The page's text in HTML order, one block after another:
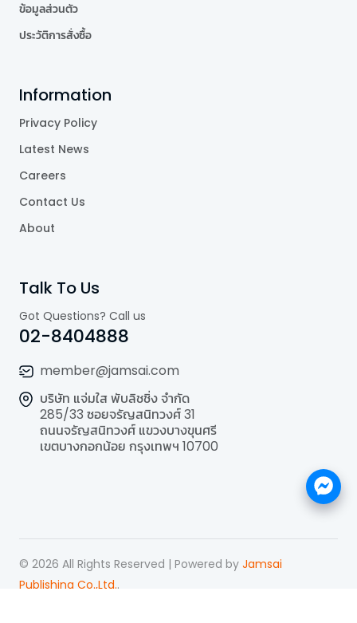
ข้อมูลส่วนตัว
ประวัติการสั่งซื้อ
Information
Privacy Policy
Latest News
Careers
Contact Us
About
Talk To Us
Got Questions? Call us
02-8404888
member@jamsai.com
บริษัท แจ่มใส พับลิชชิ่ง จำกัด
285/33 ซอยจรัญสนิทวงศ์ 31
ถนนจรัญสนิทวงศ์ แขวงบางขุนศรี
เขตบางกอกน้อย กรุงเทพฯ 10700
© 2026 All Rights Reserved | Powered by Jamsai
Publishing Co.,Ltd..